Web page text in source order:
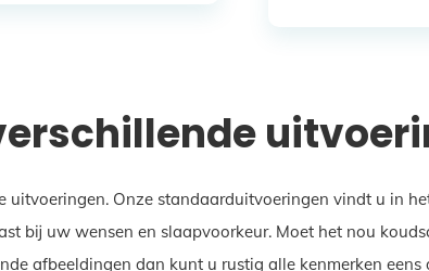
uitvoeringen. Onze standaarduitvoeringen vindt u in
bij uw wensen en slaapvoorkeur. Moet het nou
afbeeldingen dan kunt u rustig alle kenmerken